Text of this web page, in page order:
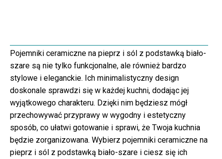
Pojemniki ceramiczne na pieprz i sól z podstawką biało-
szare są nie tylko funkcjonalne, ale również bardzo
stylowe i eleganckie. Ich minimalistyczny design
doskonale sprawdzi się w każdej kuchni, dodając jej
wyjątkowego charakteru. Dzięki nim będziesz mógł
przechowywać przyprawy w wygodny i estetyczny
sposób, co ułatwi gotowanie i sprawi, że Twoja kuchnia
będzie zorganizowana. Wybierz pojemniki ceramiczne na
pieprz i sól z podstawką biało-szare i ciesz się ich